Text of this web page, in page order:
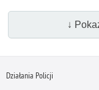
↓
Działania Policji